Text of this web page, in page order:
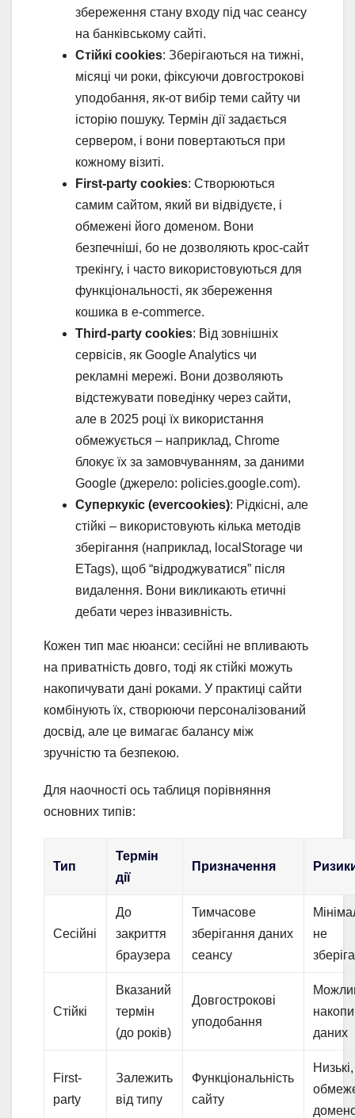
збереження стану входу під час сеансу
на банківському сайті.
Стійкі cookies: Зберігаються на тижні,
місяці чи роки, фіксуючи довгострокові
уподобання, як-от вибір теми сайту чи
історію пошуку. Термін дії задається
сервером, і вони повертаються при
кожному візиті.
First-party cookies: Створюються
самим сайтом, який ви відвідуєте, і
обмежені його доменом. Вони
безпечніші, бо не дозволяють крос-сайт
трекінгу, і часто використовуються для
функціональності, як збереження
кошика в e-commerce.
Third-party cookies: Від зовнішніх
сервісів, як Google Analytics чи
рекламні мережі. Вони дозволяють
відстежувати поведінку через сайти,
але в 2025 році їх використання
обмежується – наприклад, Chrome
блокує їх за замовчуванням, за даними
Google (джерело: policies.google.com).
Суперкукіс (evercookies): Рідкісні, але
стійкі – використовують кілька методів
зберігання (наприклад, localStorage чи
ETags), щоб “відроджуватися” після
видалення. Вони викликають етичні
дебати через інвазивність.
Кожен тип має нюанси: сесійні не впливають
на приватність довго, тоді як стійкі можуть
накопичувати дані роками. У практиці сайти
комбінують їх, створюючи персоналізований
досвід, але це вимагає балансу між
зручністю та безпекою.
Для наочності ось таблиця порівняння
основних типів:
Тип
Термін
дії
Призначення
Сесійні
До
закриття
браузера
Тимчасове
зберігання даних
сеансу
не
Стійкі
Вказаний
термін
(до років)
Довгострокові
уподобання
даних
First-
party
Залежить
від типу
Функціональність
сайту
Низькі,